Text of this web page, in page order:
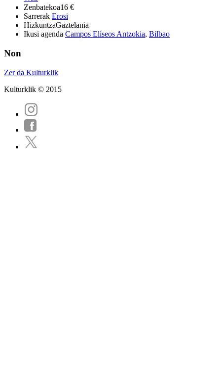
Zenbatekoa16 €
Sarrerak Erosi
HizkuntzaGaztelania
Ikusi agenda Campos Elíseos Antzokia, Bilbao
Non
Zer da Kulturklik
Kulturklik © 2015